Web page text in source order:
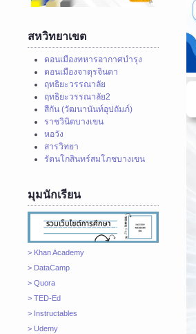
สหวิทยาเขต
ดอนเมืองทหารอากาศบำรุง
ดอนเมืองจาตุรจินดา
ฤทธิยะวรรณาลัย
ฤทธิยะวรรณาลัย2
สีกัน (วัฒนานันท์อุปถัมภ์)
ราชวินิตบางเขน
หอวัง
สารวิทยา
รัตนโกสินทร์สมโภชบางเขน
มุมนักเรียน
> Khan Academy
> DataCamp
> Quora
> TED-Ed
> Instructables
> Udemy